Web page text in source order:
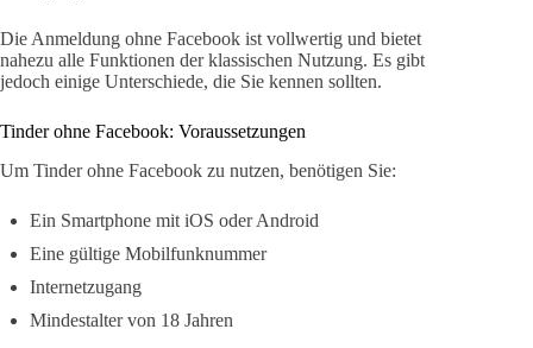
Die Anmeldung ohne Facebook ist vollwertig und bietet
nahezu alle Funktionen der klassischen Nutzung. Es gibt
jedoch einige Unterschiede, die Sie kennen sollten.
Tinder ohne Facebook: Voraussetzungen
Um Tinder ohne Facebook zu nutzen, benötigen Sie:
Ein Smartphone mit iOS oder Android
Eine gültige Mobilfunknummer
Internetzugang
Mindestalter von 18 Jahren